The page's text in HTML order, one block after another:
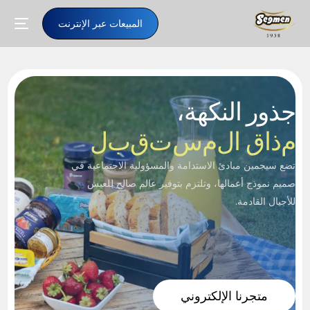
المبيعات عبر الإنترنت
جذور النكهة،
مذاقالمستقبل
تضع سيجمين مبادئ الاستدامة والمسؤولية الاجتماعية في
صميم نموذج أعمالها، وتلتزم بتوفير عالم صالح للعيش
للأجيال القادمة.
متجرنا الإلكتروني
AR